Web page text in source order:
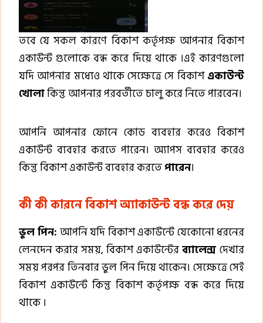
তবে যে সকল কারণে বিকাশ কর্তৃপক্ষ আপনার বিকাশ
একাউন্ট গুলোকে বন্ধ করে দিয়ে থাকে ।এই কারণগুলো
যদি আপনার মধ্যেও থাকে সেক্ষেত্রে সে বিকাশএকাউন্ট
খোলাকিন্তু আপনার পরবর্তীতে চালু করে নিতে পারবেন।
আপনি আপনার ফোনে কোড ব্যবহার করেও বিকাশ
একাউন্ট ব্যবহার করতে পারেন। অ্যাপস ব্যবহার করেও
কিন্তু বিকাশ একাউন্ট ব্যবহার করতেপারেন।
কীকীকারনে বিকাশ অ্যাকাউন্ট বন্ধ করে দেয়
ভুল পিন: আপনি যদি বিকাশ একাউন্টে যেকোনো ধরনের
লেনদেন করার সময়, বিকাশ একাউন্টেরব্যালেন্স দেখার
সময় পরপর তিনবার ভুল পিন দিয়ে থাকেন। সেক্ষেত্রে সেই
বিকাশ একাউন্টে কিন্তু বিকাশ কর্তৃপক্ষ বন্ধ করে দিয়ে
থাকে ।